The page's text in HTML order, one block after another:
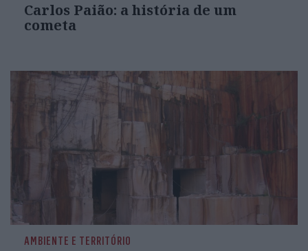
Carlos Paião: a história de um
cometa
AMBIENTE E TERRITÓRIO